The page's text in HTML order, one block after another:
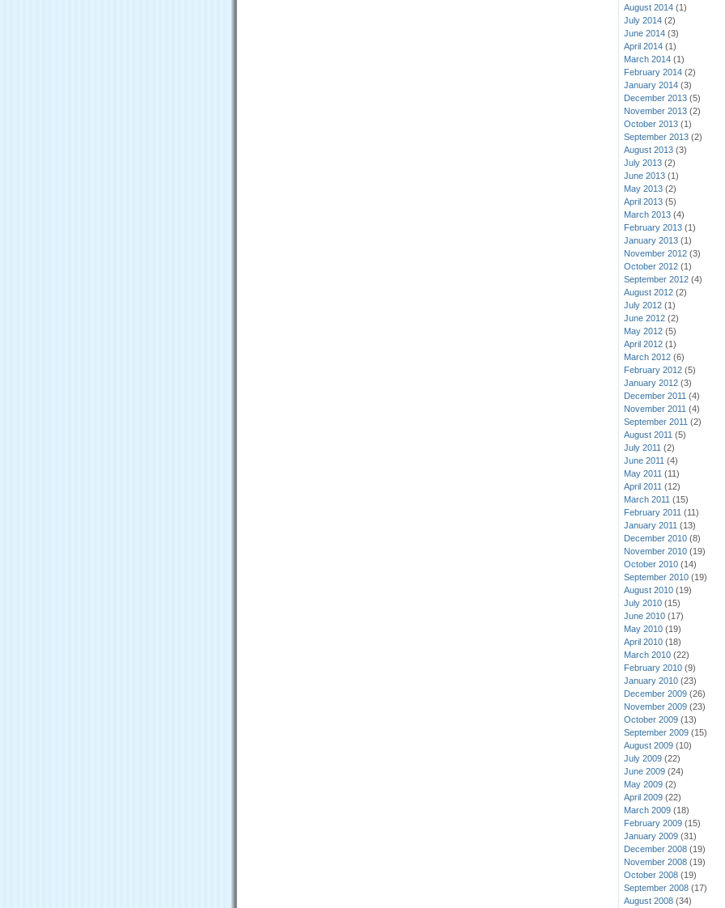
August 2014 (1)
July 2014 (2)
June 2014 (3)
April 2014 (1)
March 2014 (1)
February 2014 (2)
January 2014 (3)
December 2013 (5)
November 2013 (2)
October 2013 (1)
September 2013 (2)
August 2013 (3)
July 2013 (2)
June 2013 (1)
May 2013 (2)
April 2013 (5)
March 2013 (4)
February 2013 (1)
January 2013 (1)
November 2012 (3)
October 2012 (1)
September 2012 (4)
August 2012 (2)
July 2012 (1)
June 2012 (2)
May 2012 (5)
April 2012 (1)
March 2012 (6)
February 2012 (5)
January 2012 (3)
December 2011 (4)
November 2011 (4)
September 2011 (2)
August 2011 (5)
July 2011 (2)
June 2011 (4)
May 2011 (11)
April 2011 (12)
March 2011 (15)
February 2011 (11)
January 2011 (13)
December 2010 (8)
November 2010 (19)
October 2010 (14)
September 2010 (19)
August 2010 (19)
July 2010 (15)
June 2010 (17)
May 2010 (19)
April 2010 (18)
March 2010 (22)
February 2010 (9)
January 2010 (23)
December 2009 (26)
November 2009 (23)
October 2009 (13)
September 2009 (15)
August 2009 (10)
July 2009 (22)
June 2009 (24)
May 2009 (2)
April 2009 (22)
March 2009 (18)
February 2009 (15)
January 2009 (31)
December 2008 (19)
November 2008 (19)
October 2008 (19)
September 2008 (17)
August 2008 (34)